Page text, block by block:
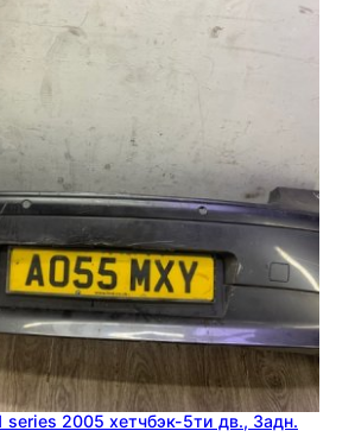
series 2005 хетчбэк-5ти дв., Задн.